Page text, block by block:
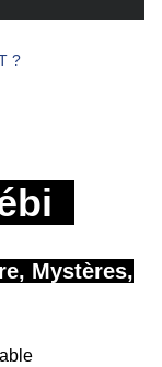
Mystères,